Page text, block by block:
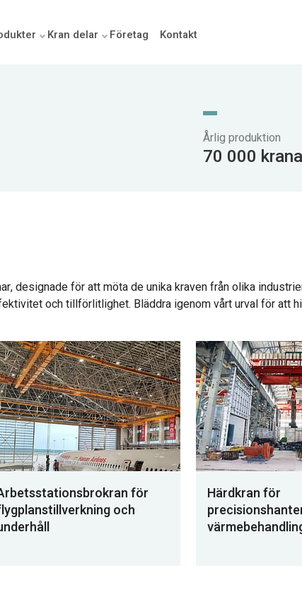
Kran delar Företag Kontakt
Årlig produktion
70 000
designade för att möta de unika kraven från olika
och tillförlitlighet. Bläddra igenom vårt urval för att
för
och
Härdkran för